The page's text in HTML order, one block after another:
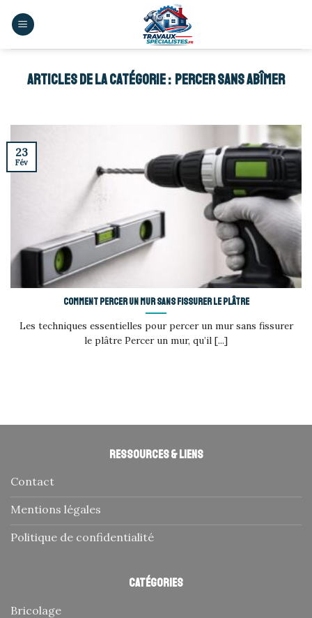
PERCER SANS ABÎMER
Comment percer un mur sans fissurer le plâtre
Les techniques essentielles pour percer un mur sans fissurer
le plâtre Percer un mur, qu’il [...]
23
Fév
Ressources & liens
Contact
Mentions légales
Politique de confidentialité
Catégories
Bricolage